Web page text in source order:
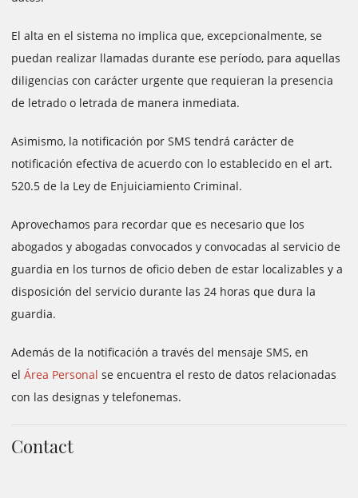
El alta en el sistema no implica que, excepcionalmente, se
puedan realizar llamadas durante ese período, para aquellas
diligencias con carácter urgente que requieran la presencia
de letrado o letrada de manera inmediata.
Asimismo, la notificación por SMS tendrá carácter de
notificación efectiva de acuerdo con lo establecido en el art.
520.5 de la Ley de Enjuiciamiento Criminal.
Aprovechamos para recordar que es necesario que los
abogados y abogadas convocados y convocadas al servicio de
guardia en los turnos de oficio deben de estar localizables y a
disposición del servicio durante las 24 horas que dura la
guardia.
Además de la notificación a través del mensaje SMS, en
el Área Personal se encuentra el resto de datos relacionadas
con las designas y telefonemas.
Contact